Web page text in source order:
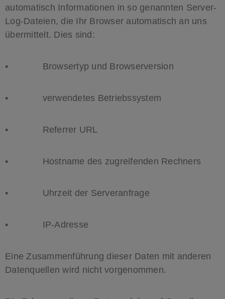
automatisch Informationen in so genannten Server-
Log-Dateien, die Ihr Browser automatisch an uns
übermittelt. Dies sind:
• Browsertyp und Browserversion
• verwendetes Betriebssystem
• Referrer URL
• Hostname des zugreifenden Rechners
• Uhrzeit der Serveranfrage
• IP-Adresse
Eine Zusammenführung dieser Daten mit anderen
Datenquellen wird nicht vorgenommen.